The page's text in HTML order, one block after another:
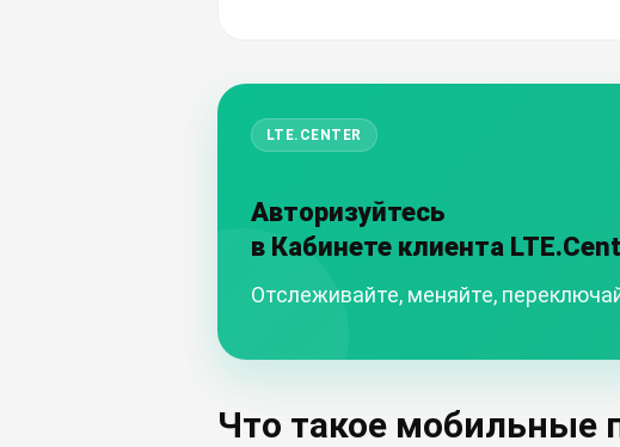
LTE.CENTER
Авторизуйтесь
в Кабинете клиента
Отслеживайте, меняйте,
Что такое мобильные